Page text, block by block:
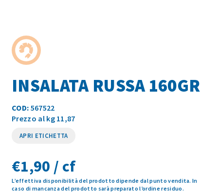
INSALATA RUSSA 160GR
COD: 567522
Prezzo al kg 11,87
APRI ETICHETTA
€1,90 / cf
L’effettiva disponibilità del prodotto dipende dal punto vendita. In
caso di mancanza del prodotto sarà preparato l’ordine residuo.